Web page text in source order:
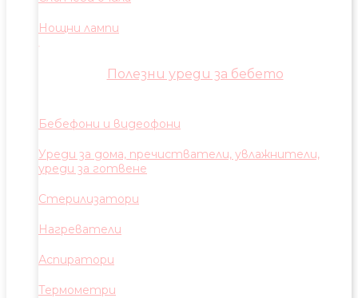
Нощни лампи
Полезни уреди за бебето
Бебефони и видеофони
Уреди за дома, пречистватели, увлажнители,
уреди за готвене
Стерилизатори
Нагреватели
Аспиратори
Термометри